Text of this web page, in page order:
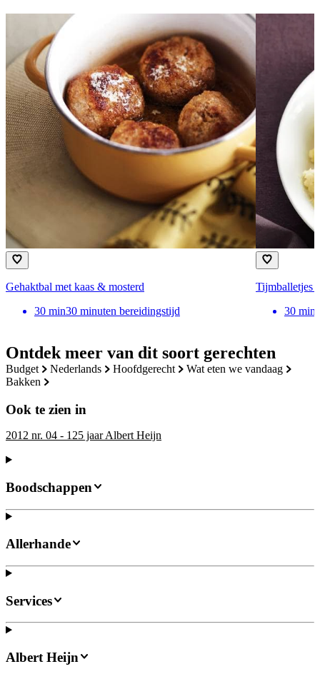
Ontdek meer van dit soort gerechten
budget nederlands hoofdgerecht
wat eten we vandaag
bakken
Ook te zien in
2012 nr. 04 - 125 jaar Albert Heijn
Gehaktbal met kaas & mosterd
30 min30 minuten bereidingstijd
Tijmballetjes
30 min
Boodschappen
Allerhande
Services
Albert Heijn